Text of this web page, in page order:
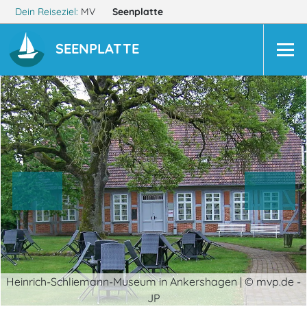
Dein Reiseziel: MV Seenplatte
SEENPLATTE
Heinrich-Schliemann-Museum in Ankershagen | © mvp.de -
JP